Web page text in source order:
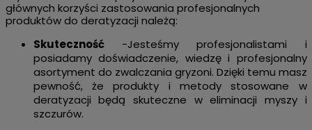
głównych korzyści zastosowania profesjonalnych
produktów do deratyzacji należą:
Skuteczność-Jesteśmy profesjonalistami i
posiadamy doświadczenie, wiedzę i profesjonalny
asortyment do zwalczania gryzoni. Dzięki temu masz
pewność, że produkty i metody stosowane w
deratyzacji będą skuteczne w eliminacji myszy i
szczurów.